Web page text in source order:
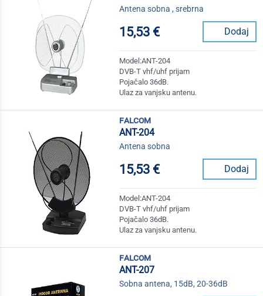
Antena sobna , srebrna
15,53 € Dodaj
Model:ANT-204
DVB-T vhf/uhf prijam
Pojačalo 36dB.
Ulaz za vanjsku antenu.
falcom
ANT-204
Antena sobna
15,53 € Dodaj
Model:ANT-204
DVB-T vhf/uhf prijam
Pojačalo 36dB.
Ulaz za vanjsku antenu.
falcom
ANT-207
Sobna antena, 15dB, 20-36dB